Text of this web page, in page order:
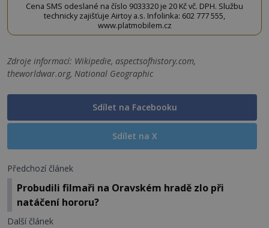
Cena SMS odeslané na číslo 9033320 je 20 Kč vč. DPH. Službu
technicky zajišťuje Airtoy a.s. Infolinka: 602 777 555,
www.platmobilem.cz
Zdroje informací: Wikipedie, aspectsofhistory.com,
theworldwar.org, National Geographic
Sdílet na Facebooku
Sdílet na X
Předchozí článek
Probudili filmaři na Oravském hradě zlo při
natáčení hororu?
Další článek